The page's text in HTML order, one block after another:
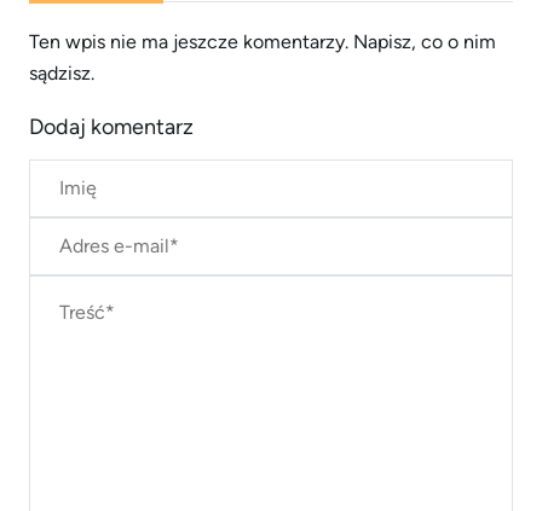
Ten wpis nie ma jeszcze komentarzy. Napisz, co o nim
sądzisz.
Dodaj komentarz